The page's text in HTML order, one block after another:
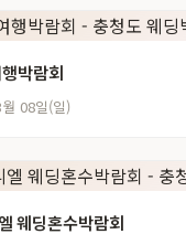
박람회
08일(일)
웨딩혼수박람회